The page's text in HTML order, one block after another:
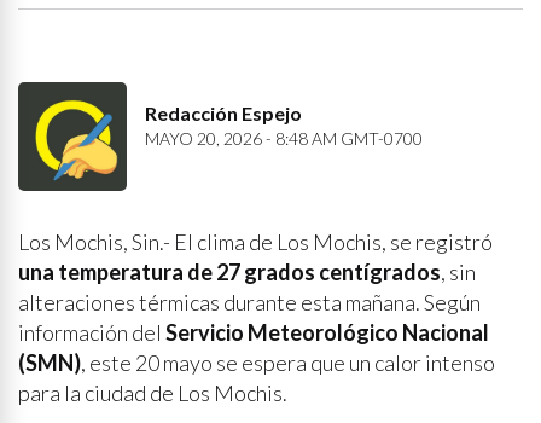
Redacción Espejo
MAYO 20, 2026 - 8:48 AM GMT-0700
Los Mochis, Sin.- El clima de Los Mochis, se registró
una temperatura de 27 grados centígrados, sin
alteraciones térmicas durante esta mañana. Según
información del Servicio Meteorológico Nacional
(SMN), este 20 mayo se espera que un calor intenso
para la ciudad de Los Mochis.